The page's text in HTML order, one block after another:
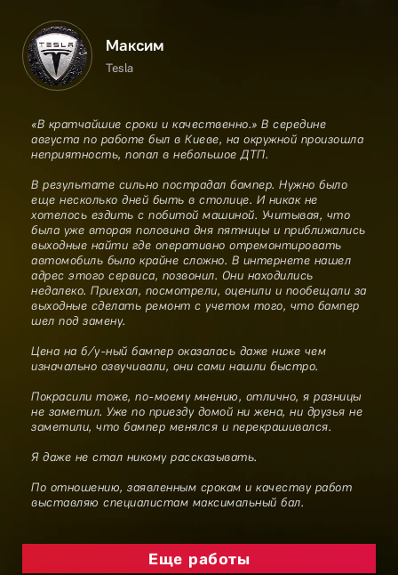
Максим
Tesla
«В кратчайшие сроки и качественно.» В середине
августа по работе был в Киеве, на окружной произошла
неприятность, попал в небольшое ДТП.
В результате сильно пострадал бампер. Нужно было
еще несколько дней быть в столице. И никак не
хотелось ездить с побитой машиной. Учитывая, что
была уже вторая половина дня пятницы и приближались
выходные найти где оперативно отремонтировать
автомобиль было крайне сложно. В интернете нашел
адрес этого сервиса, позвонил. Они находились
недалеко. Приехал, посмотрели, оценили и пообещали за
выходные сделать ремонт с учетом того, что бампер
шел под замену.
Цена на б/у-ный бампер оказалась даже ниже чем
изначально озвучивали, они сами нашли быстро.
Покрасили тоже, по-моему мнению, отлично, я разницы
не заметил. Уже по приезду домой ни жена, ни друзья не
заметили, что бампер менялся и перекрашивался.
Я даже не стал никому рассказывать.
По отношению, заявленным срокам и качеству работ
выставляю специалистам максимальный бал.
Еще работы